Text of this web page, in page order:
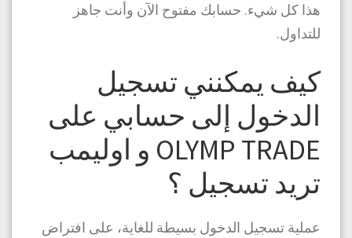
هذا كل شيء. حسابك مفتوح الآن وأنت جاهز
للتداول.
كيف يمكنني تسجيل
الدخول إلى حسابي على
OLYMP TRADE و اوليمب
تريد تسجيل ؟
عملية تسجيل الدخول بسيطة للغاية، على افتراض